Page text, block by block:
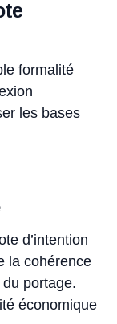
formalité
les bases
d’intention
la cohérence
portage.
économique